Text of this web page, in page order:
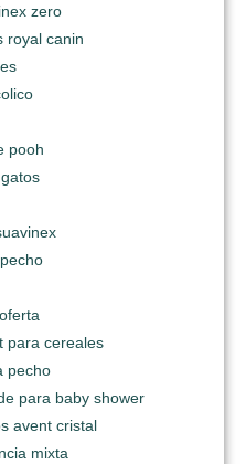
zero
royal canin
pooh
para cereales
pecho
para baby shower
avent cristal
mixta